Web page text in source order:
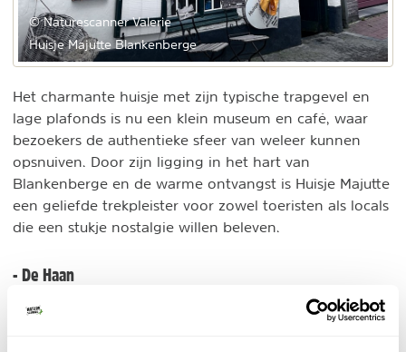
© Naturescanner Valerie
Huisje Majutte Blankenberge
Het charmante huisje met zijn typische trapgevel en
lage plafonds is nu een klein museum en café, waar
bezoekers de authentieke sfeer van weleer kunnen
opsnuiven. Door zijn ligging in het hart van
Blankenberge en de warme ontvangst is Huisje Majutte
een geliefde trekpleister voor zowel toeristen als locals
die een stukje nostalgie willen beleven.
- De Haan
De Haan onderscheidt zich van andere Belgische